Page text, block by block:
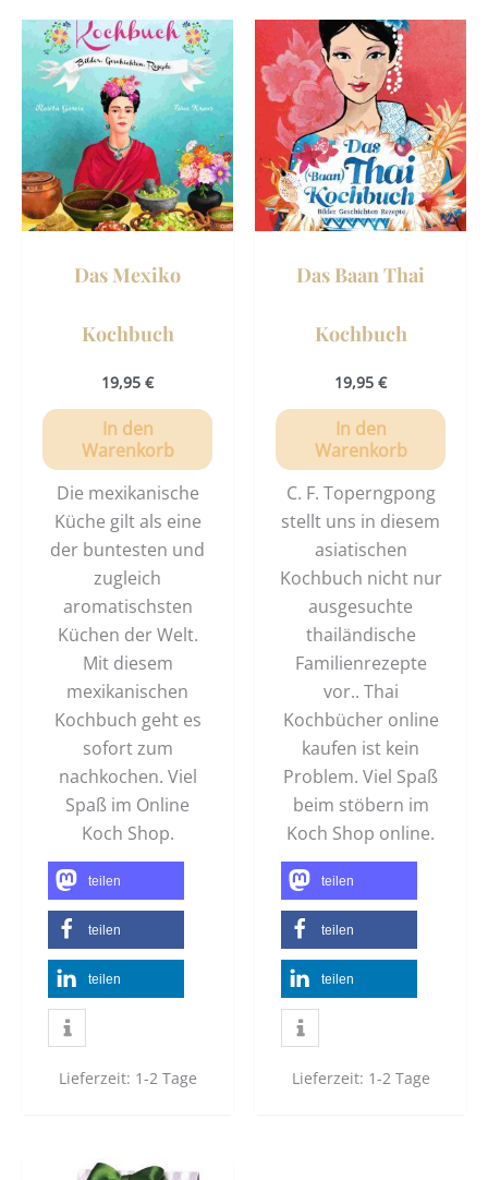
Das Mexiko
Kochbuch
19,95 €
In den
Warenkorb
Die mexikanische
Küche gilt als eine
der buntesten und
zugleich
aromatischsten
Küchen der Welt.
Mit diesem
mexikanischen
Kochbuch geht es
sofort zum
nachkochen. Viel
Spaß im Online
Koch Shop.
teilen
teilen
teilen
Lieferzeit: 1-2 Tage
Das Baan Thai
Kochbuch
19,95 €
In den
Warenkorb
C. F. Toperngpong
stellt uns in diesem
asiatischen
Kochbuch nicht nur
ausgesuchte
thailändische
Familienrezepte
vor.. Thai
Kochbücher online
kaufen ist kein
Problem. Viel Spaß
beim stöbern im
Koch Shop online.
teilen
teilen
teilen
Lieferzeit: 1-2 Tage